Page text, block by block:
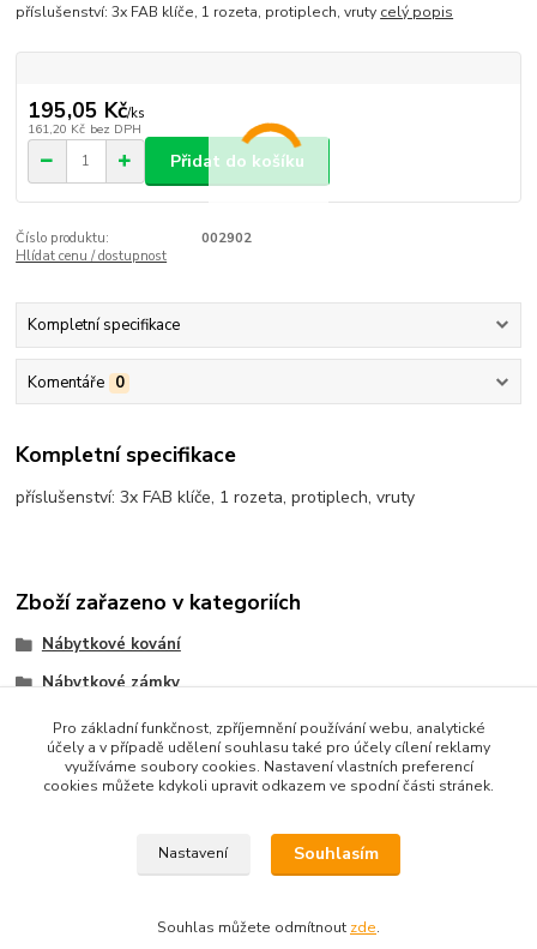
příslušenství: 3x FAB klíče, 1 rozeta, protiplech, vruty celý popis
195,05 Kč/ks
161,20 Kč bez DPH
Přidat do košíku
Číslo produktu:
002902
Hlídat cenu / dostupnost
Kompletní specifikace
Komentáře 0
Kompletní specifikace
příslušenství: 3x FAB klíče, 1 rozeta, protiplech, vruty
Zboží zařazeno v kategoriích
Nábytkové kování
Nábytkové zámky
Nábytkové zámky IP
Upravit sběr cookies.
Pro základní funkčnost, zpříjemnění používání webu, analytické
účely a v případě udělení souhlasu také pro účely cílení reklamy
využíváme soubory cookies. Nastavení vlastních preferencí
cookies můžete kdykoli upravit odkazem ve spodní části stránek.
Nastavení Souhlasím
Souhlas můžete odmítnout zde.